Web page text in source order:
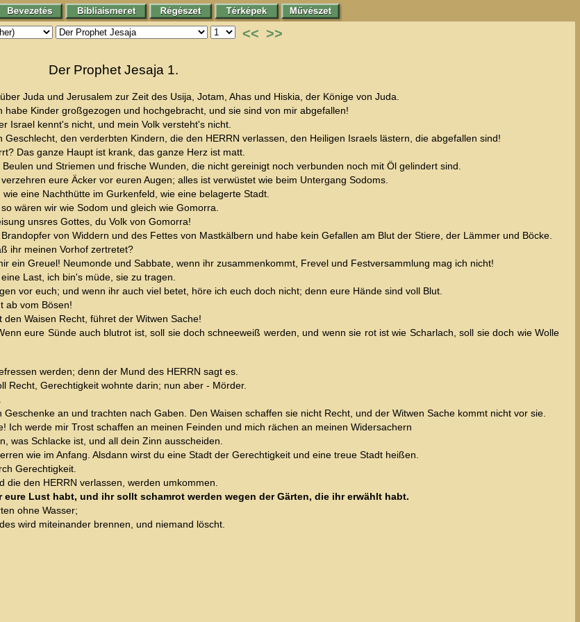
<< >>
Der Prophet Jesaja 1.
Juda und Jerusalem zur Zeit des Usija, Jotam, Ahas und Hiskia, der Könige von Juda.
Kinder großgezogen und hochgebracht, und sie sind von mir abgefallen!
Israel kennt's nicht, und mein Volk versteht's nicht.
den verderbten Kindern, die den HERRN verlassen, den Heiligen Israels lästern, die abgefallen sind!
Das ganze Haupt ist krank, das ganze Herz ist matt.
und Striemen und frische Wunden, die nicht gereinigt noch verbunden noch mit Öl gelindert sind.
eure Äcker vor euren Augen; alles ist verwüstet wie beim Untergang Sodoms.
eine Nachthütte im Gurkenfeld, wie eine belagerte Stadt.
wären wir wie Sodom und gleich wie Gomorra.
unsres Gottes, du Volk von Gomorra!
von Widdern und des Fettes von Mastkälbern und habe kein Gefallen am Blut der Stiere, der Lämmer und Böcke.
ihr meinen Vorhof zertretet?
ein Greuel! Neumonde und Sabbate, wenn ihr zusammenkommt, Frevel und Festversammlung mag ich nicht!
Last, ich bin's müde, sie zu tragen.
vor euch; und wenn ihr auch viel betet, höre ich euch doch nicht; denn eure Hände sind voll Blut.
ab vom Bösen!
Waisen Recht, führet der Witwen Sache!
eure Sünde auch blutrot ist, soll sie doch schneeweiß werden, und wenn sie rot ist wie Scharlach, soll sie doch wie Wolle
werden; denn der Mund des HERRN sagt es.
Recht, Gerechtigkeit wohnte darin; nun aber - Mörder.
an und trachten nach Gaben. Den Waisen schaffen sie nicht Recht, und der Witwen Sache kommt nicht vor sie.
Ich werde mir Trost schaffen an meinen Feinden und mich rächen an meinen Widersachern
was Schlacke ist, und all dein Zinn ausscheiden.
wie im Anfang. Alsdann wirst du eine Stadt der Gerechtigkeit und eine treue Stadt heißen.
Gerechtigkeit.
den HERRN verlassen, werden umkommen.
Lust habt, und ihr sollt schamrot werden wegen der Gärten, die ihr erwählt habt.
ohne Wasser;
wird miteinander brennen, und niemand löscht.